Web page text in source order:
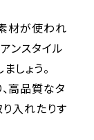
素材が使われ
ンスタイル
しょう。
高品質なタ
り入れたりす